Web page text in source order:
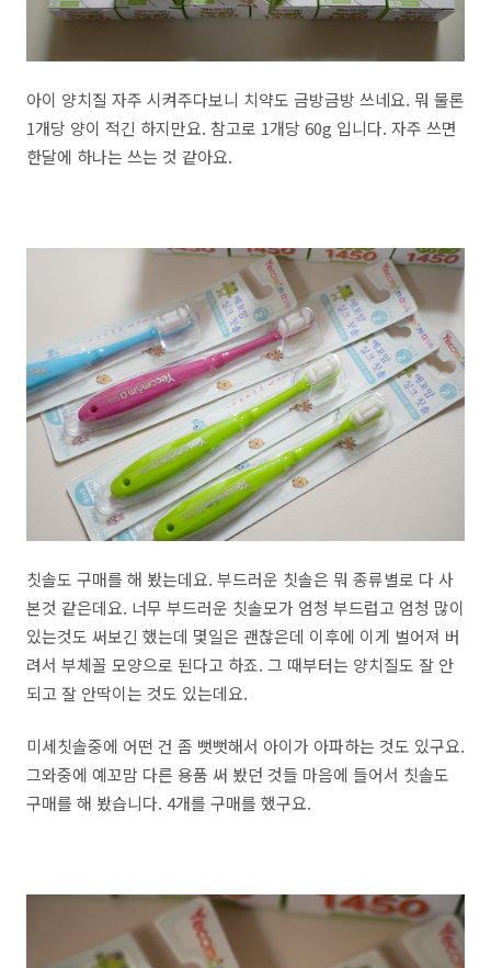
아이 양치질 자주 시켜주다보니 치약도 금방금방 쓰네요. 뭐 물론
1개당 양이 적긴 하지만요. 참고로 1개당 60g 입니다. 자주 쓰면
한달에 하나는 쓰는 것 같아요.
칫솔도 구매를 해 봤는데요. 부드러운 칫솔은 뭐 종류별로 다 사
본것 같은데요. 너무 부드러운 칫솔모가 엄청 부드럽고 엄청 많이
있는것도 써보긴 했는데 몇일은 괜찮은데 이후에 이게 벌어져 버
려서 부체꼴 모양으로 된다고 하죠. 그 때부터는 양치질도 잘 안
되고 잘 안딱이는 것도 있는데요.
미세칫솔중에 어떤 건 좀 뻣뻣해서 아이가 아파하는 것도 있구요.
그와중에 예꼬맘 다른 용품 써 봤던 것들 마음에 들어서 칫솔도
구매를 해 봤습니다. 4개를 구매를 했구요.